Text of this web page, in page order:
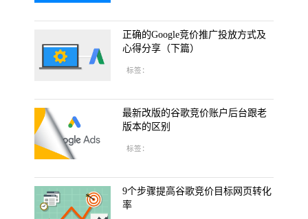
正确的Google竞价推广投放方式及
心得分享（下篇）
标签：
最新改版的谷歌竞价账户后台跟老
版本的区别
标签：
9个步骤提高谷歌竞价目标网页转化
率